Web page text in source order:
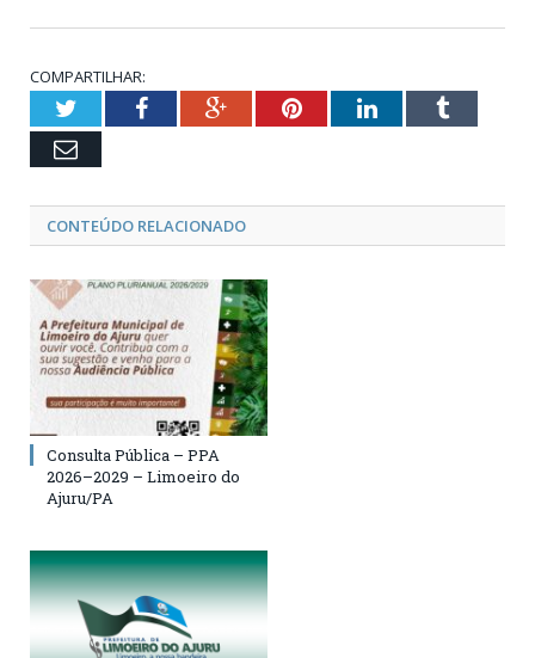
COMPARTILHAR:
TwitterFacebookGoogle+PinterestLinkedInTumblr
Email
CONTEÚDO RELACIONADO
Consulta Pública – PPA
2026–2029 – Limoeiro do
Ajuru/PA